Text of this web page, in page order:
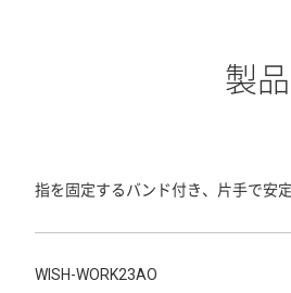
製
指を固定するバンド付き、片手で安
WISH-WORK23AO